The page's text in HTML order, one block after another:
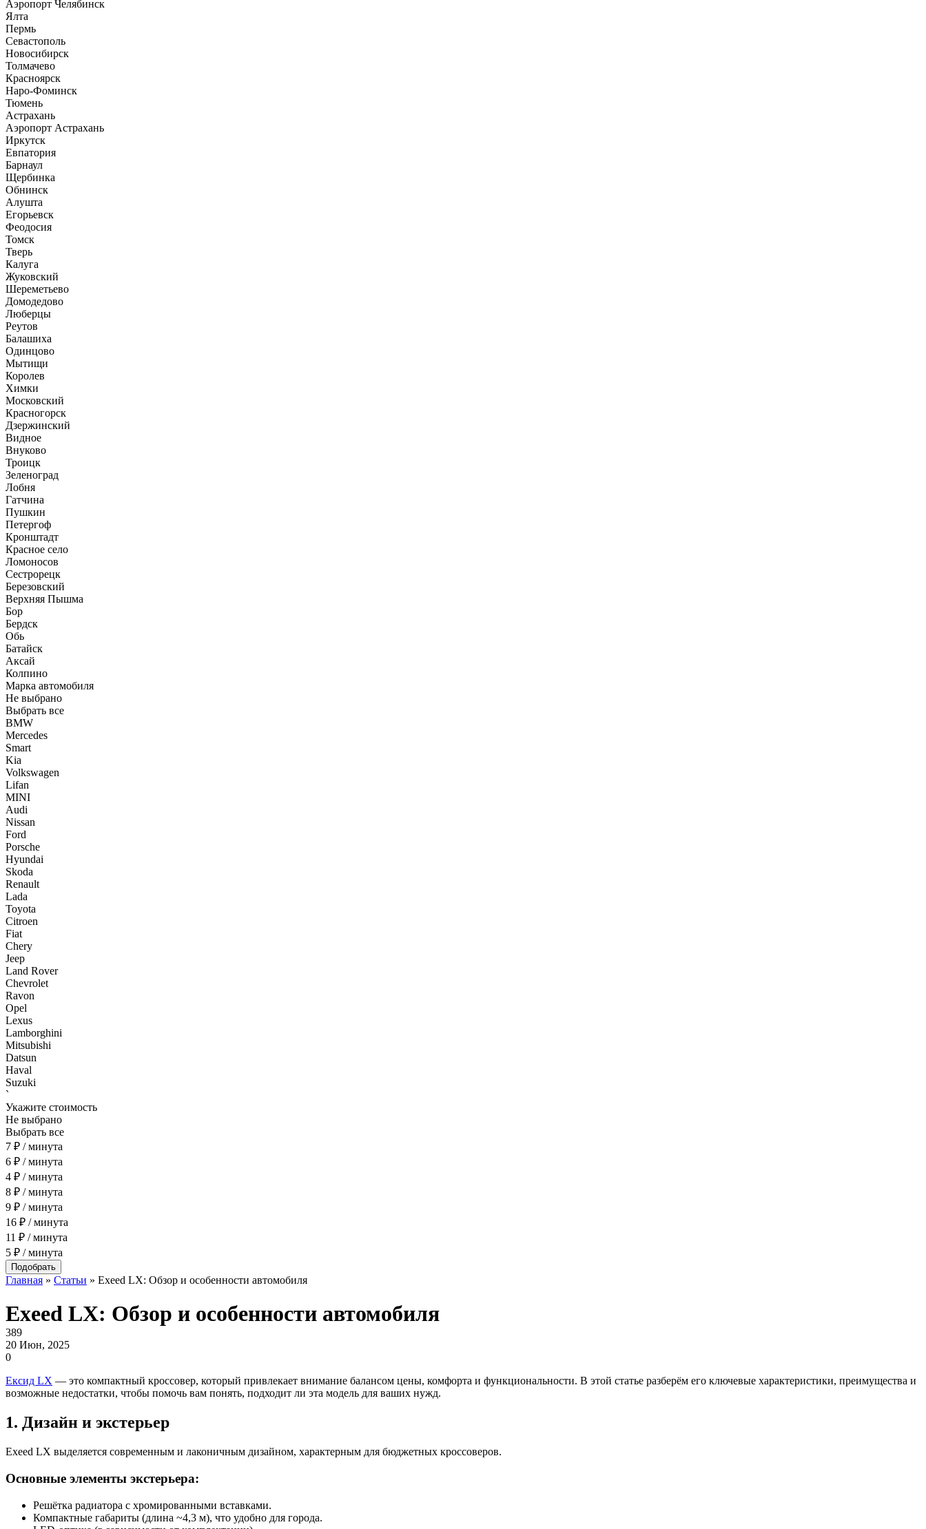
Аэропорт Челябинск
Ялта
Пермь
Севастополь
Новосибирск
Толмачево
Красноярск
Наро-Фоминск
Тюмень
Астрахань
Аэропорт Астрахань
Иркутск
Евпатория
Барнаул
Щербинка
Обнинск
Алушта
Егорьевск
Феодосия
Томск
Тверь
Калуга
Жуковский
Шереметьево
Домодедово
Люберцы
Реутов
Балашиха
Одинцово
Мытищи
Королев
Химки
Московский
Красногорск
Дзержинский
Видное
Внуково
Троицк
Зеленоград
Лобня
Гатчина
Пушкин
Петергоф
Кронштадт
Красное село
Ломоносов
Сестрорецк
Березовский
Верхняя Пышма
Бор
Бердск
Обь
Батайск
Аксай
Колпино
Марка автомобиля
Не выбрано
Выбрать все
BMW
Mercedes
Smart
Kia
Volkswagen
Lifan
MINI
Audi
Nissan
Ford
Porsche
Hyundai
Skoda
Renault
Lada
Toyota
Citroen
Fiat
Chery
Jeep
Land Rover
Chevrolet
Ravon
Opel
Lexus
Lamborghini
Mitsubishi
Datsun
Haval
Suzuki
`
Укажите стоимость
Не выбрано
Выбрать все
7 ₽ / минута
6 ₽ / минута
4 ₽ / минута
8 ₽ / минута
9 ₽ / минута
16 ₽ / минута
11 ₽ / минута
5 ₽ / минута
Главная » Статьи » Exeed LX: Обзор и особенности автомобиля
Exeed LX: Обзор и особенности автомобиля
389
20 Июн, 2025
0
Ексид LX — это компактный кроссовер, который привлекает внимание балансом цены, комфорта и функциональности. В этой статье разберём его ключевые характеристики, преимущества и
возможные недостатки, чтобы помочь вам понять, подходит ли эта модель для ваших нужд.
1. Дизайн и экстерьер
Exeed LX выделяется современным и лаконичным дизайном, характерным для бюджетных кроссоверов.
Основные элементы экстерьера:
Решётка радиатора с хромированными вставками.
Компактные габариты (длина ~4,3 м), что удобно для города.